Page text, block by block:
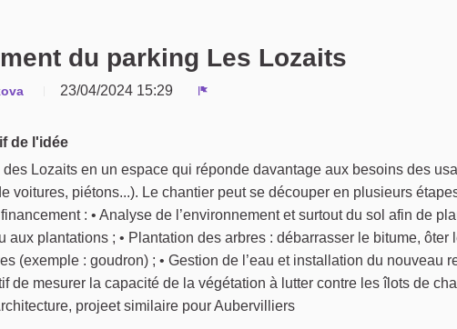
du parking Les Lozaits
23/04/2024 15:29
de l'idée
Lozaits en un espace qui réponde davantage aux besoins des
voitures, piétons...). Le chantier peut se découper en plusieurs
: • Analyse de l’environnement et surtout du sol afin de
aux plantations ; • Plantation des arbres : débarrasser le bitume, ôter
(exemple : goudron) ; • Gestion de l’eau et installation du nouveau
de mesurer la capacité de la végétation à lutter contre les îlots de
projeet similaire pour Aubervilliers